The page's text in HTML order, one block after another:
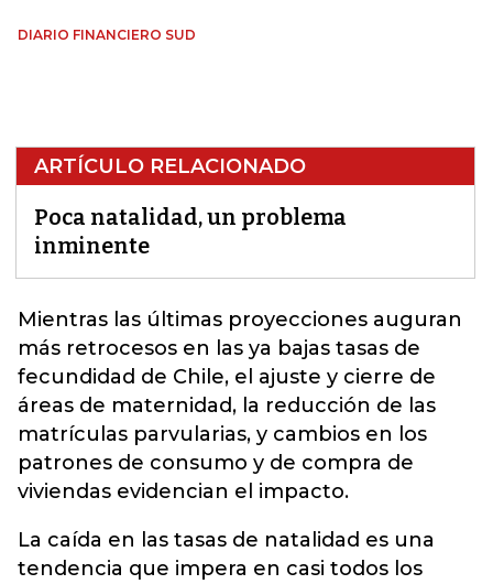
DIARIO FINANCIERO SUD
ARTÍCULO RELACIONADO
Poca natalidad, un problema
inminente
Mientras las últimas proyecciones auguran
más retrocesos en las ya bajas tasas de
fecundidad de Chile, el ajuste y cierre de
áreas de maternidad, la reducción de las
matrículas parvularias, y cambios en los
patrones de consumo y de compra de
viviendas evidencian el impacto.
La caída en las tasas de natalidad es una
tendencia que impera en casi todos los